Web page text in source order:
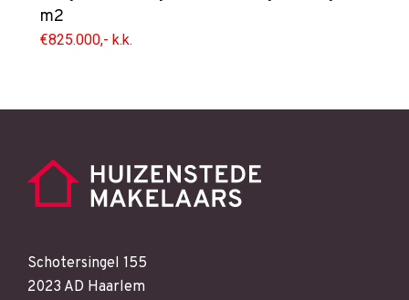
m2
€825.000,- k.k.
Schotersingel 155
2023 AD Haarlem